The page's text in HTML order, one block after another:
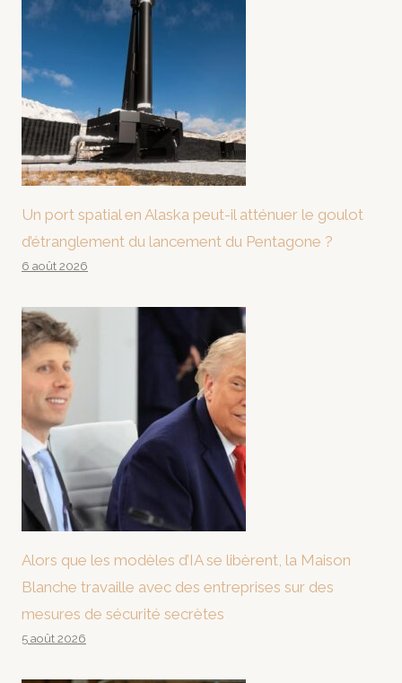
Un port spatial en Alaska peut-il atténuer le goulot
d’étranglement du lancement du Pentagone ?
6 août 2026
Alors que les modèles d’IA se libèrent, la Maison
Blanche travaille avec des entreprises sur des
mesures de sécurité secrètes
5 août 2026